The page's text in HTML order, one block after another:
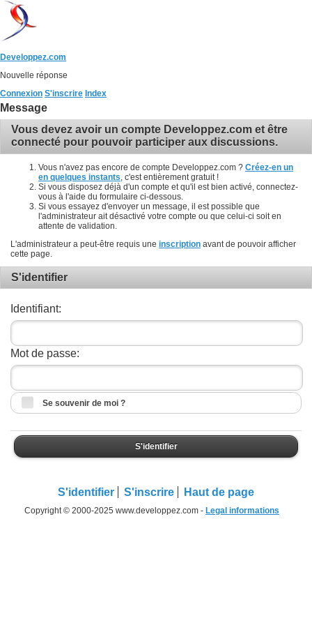
Developpez.com
Nouvelle réponse
Connexion S'inscrire Index
Message
Vous devez avoir un compte Developpez.com et être
connecté pour pouvoir participer aux discussions.
Vous n'avez pas encore de compte Developpez.com ? Créez-en un
en quelques instants , c'est entièrement gratuit !
Si vous disposez déjà d'un compte et qu'il est bien activé, connectez-
vous à l'aide du formulaire ci-dessous.
Si vous essayez d'envoyer un message, il est possible que
l'administrateur ait désactivé votre compte ou que celui-ci soit en
attente de validation.
L'administrateur a peut-être requis une inscription avant de pouvoir afficher
cette page.
S'identifier
Identifiant:
Mot de passe:
Se souvenir de moi ?
S'identifier
S'identifier S'inscrire Haut de page
Copyright © 2000-2025 www.developpez.com - Legal informations